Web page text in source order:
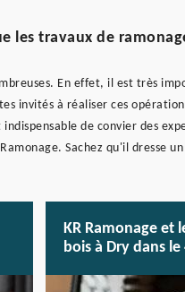
les travaux de
En effet, il est très
invités à réaliser ces
de convier des
Sachez qu'il dresse
KR Ramonage et
bois à Dry dans le